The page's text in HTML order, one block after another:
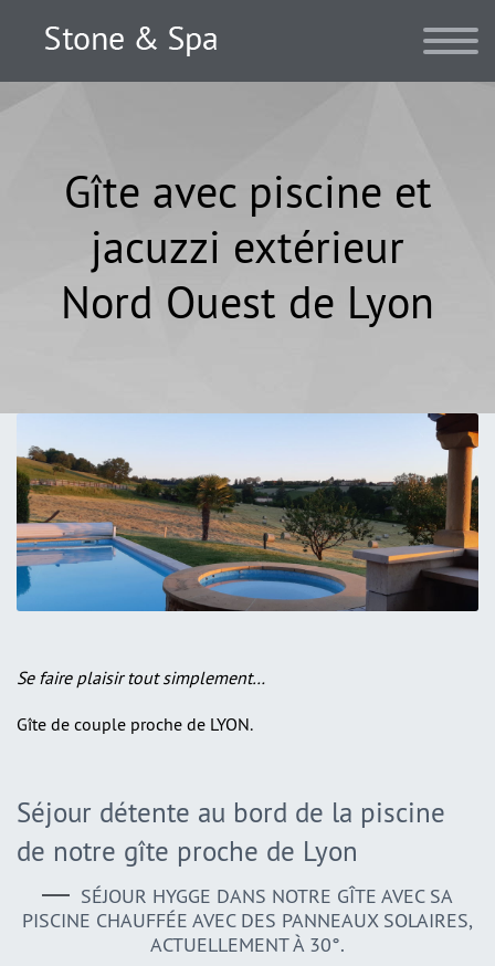
Gîte avec piscine et
jacuzzi extérieur
Nord Ouest de Lyon
Se faire plaisir tout simplement…
Gîte de couple proche de LYON.
Séjour détente au bord de la piscine
de notre gîte proche de Lyon
SÉJOUR HYGGE DANS NOTRE GÎTE AVEC SA
PISCINE CHAUFFÉE AVEC DES PANNEAUX SOLAIRES,
ACTUELLEMENT À 30°.